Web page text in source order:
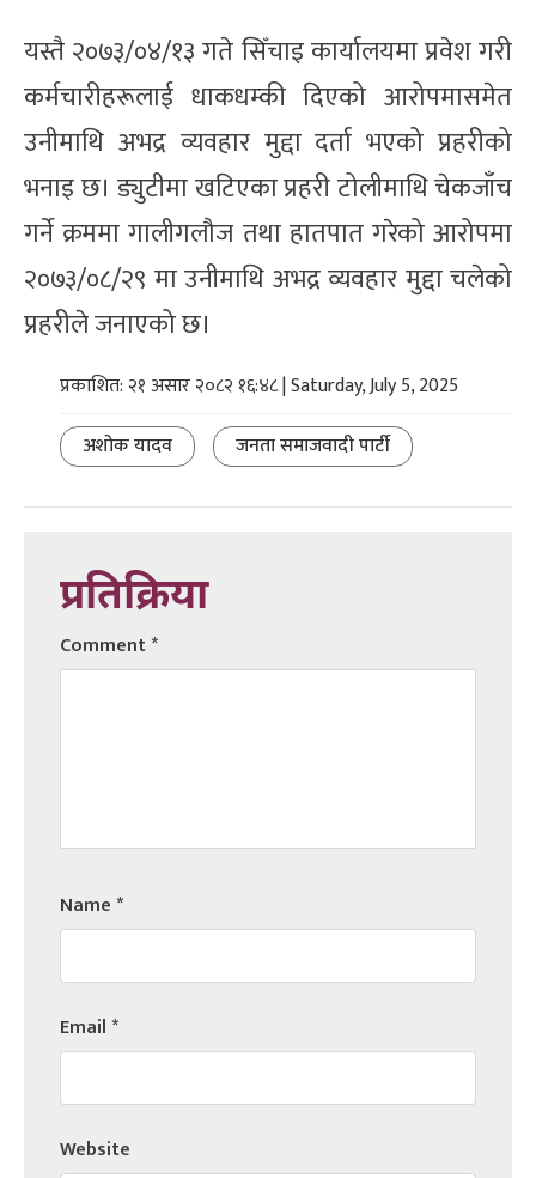
यस्तै २०७३/०४/१३ गते सिँचाइ कार्यालयमा प्रवेश गरी
कर्मचारीहरूलाई धाकधम्की दिएको आरोपमासमेत
उनीमाथि अभद्र व्यवहार मुद्दा दर्ता भएको प्रहरीको
भनाइ छ। ड्युटीमा खटिएका प्रहरी टोलीमाथि चेकजाँच
गर्ने क्रममा गालीगलौज तथा हातपात गरेको आरोपमा
२०७३/०८/२९ मा उनीमाथि अभद्र व्यवहार मुद्दा चलेको
प्रहरीले जनाएको छ।
प्रकाशित: २१ असार २०८२ १६:४८ | Saturday, July 5, 2025
अशोक यादव
जनता समाजवादी पार्टी
प्रतिक्रिया
Comment*
Name*
Email*
Website